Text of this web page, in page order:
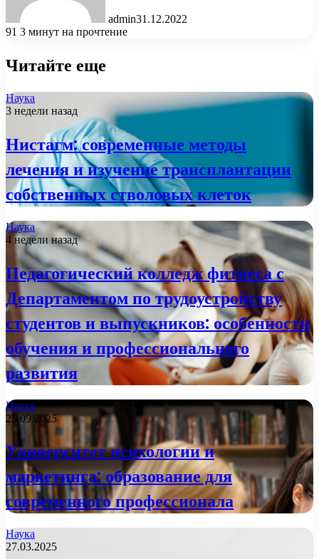
admin31.12.2022
91 3 минут на прочтение
Читайте еще
Наука
3 недели назад
Нистагм: современные методы
лечения и изучение трансплантации
собственных стволовых клеток
Наука
4 недели назад
Педагогический колледж фитнеса с
Департаментом по трудоустройству
студентов и выпускников: особенности
обучения и профессионального
развития
Наука
25.09.2025
Университет психологии и
маркетинга: образование для
современного профессионала
Наука
27.03.2025